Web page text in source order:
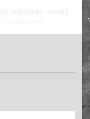
kipsaté,
bestek, gebruik én